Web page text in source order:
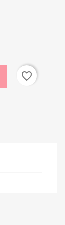
favorite_border